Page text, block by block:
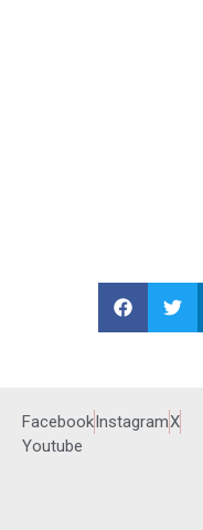
FacebookInstagramX
Youtube